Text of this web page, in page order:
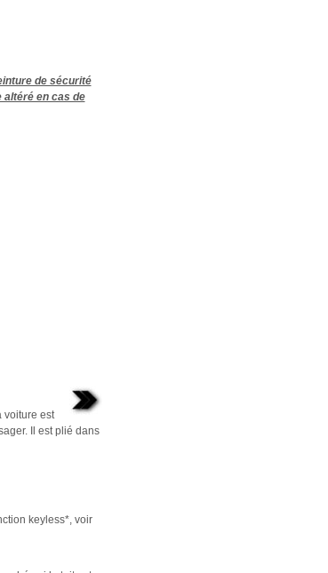
de sécurité
en cas de
voiture est
Il est plié dans
keyless*, voir